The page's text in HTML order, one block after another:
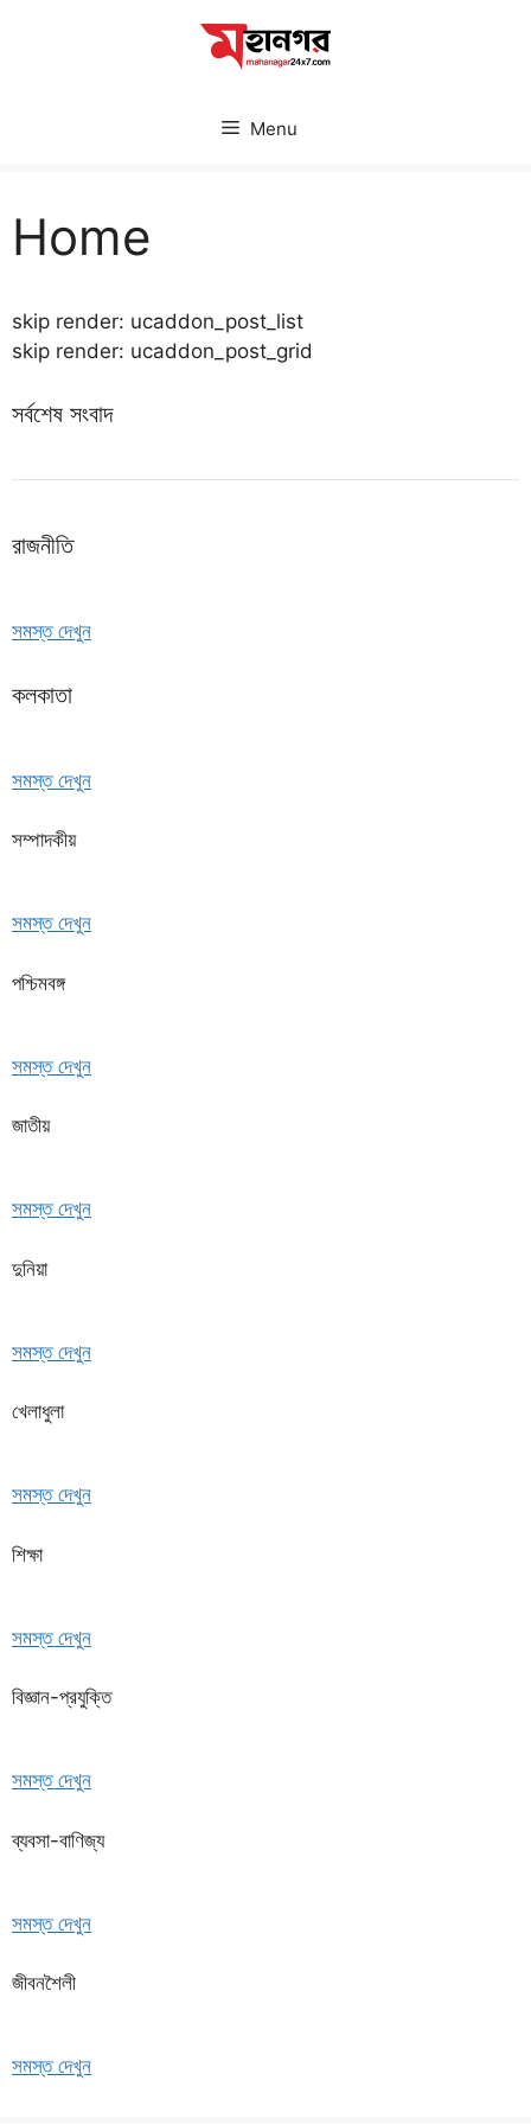
Menu
Home
skip render: ucaddon_post_list
skip render: ucaddon_post_grid
সর্বশেষ সংবাদ
রাজনীতি
সমস্ত দেখুন
কলকাতা
সমস্ত দেখুন
সম্পাদকীয়
সমস্ত দেখুন
পশ্চিমবঙ্গ
সমস্ত দেখুন
জাতীয়
সমস্ত দেখুন
দুনিয়া
সমস্ত দেখুন
খেলাধুলা
সমস্ত দেখুন
শিক্ষা
সমস্ত দেখুন
বিজ্ঞান-প্রযুক্তি
সমস্ত দেখুন
ব্যবসা-বাণিজ্য
সমস্ত দেখুন
জীবনশৈলী
সমস্ত দেখুন